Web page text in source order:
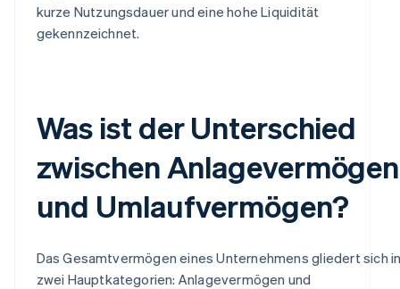
kurze Nutzungsdauer und eine hohe Liquidität
gekennzeichnet.
Was ist der Unterschied
zwischen Anlagevermögen
und Umlaufvermögen?
Das Gesamtvermögen eines Unternehmens gliedert sich
zwei Hauptkategorien: Anlagevermögen und